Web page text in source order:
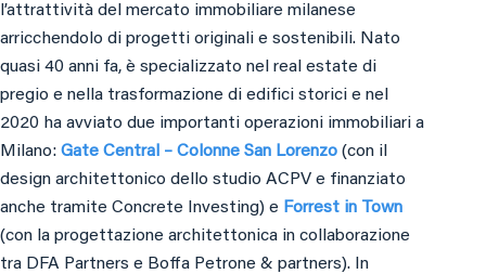
l’attrattività del mercato immobiliare milanese
arricchendolo di progetti originali e sostenibili. Nato
quasi 40 anni fa, è specializzato nel real estate di
pregio e nella trasformazione di edifici storici e nel
2020 ha avviato due importanti operazioni immobiliari a
Milano: Gate Central – Colonne San Lorenzo (con il
design architettonico dello studio ACPV e finanziato
anche tramite Concrete Investing) e Forrest in Town
(con la progettazione architettonica in collaborazione
tra DFA Partners e Boffa Petrone & partners). In